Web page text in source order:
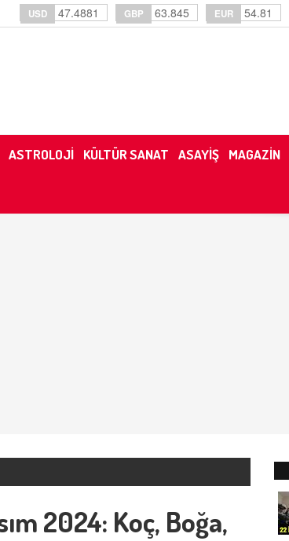
USD 47.4881 GBP 63.845 EUR 54.81
ASTROLOJİ KÜLTÜR SANAT ASAYİŞ MAGAZİN
2024: Koç, Boğa,